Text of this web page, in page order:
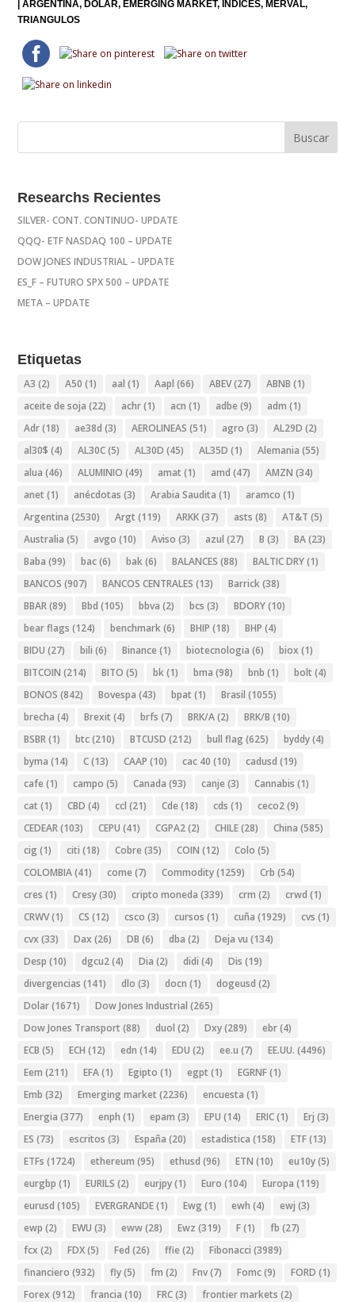
|ARGENTINA DOLAR EMERGING MARKET INDICES MERVAL
TRIANGULOS
Researchs Recientes
SILVER- CONT. CONTINUO- UPDATE
QQQ- ETF NASDAQ 100 – UPDATE
DOW JONES INDUSTRIAL – UPDATE
ES_F – FUTURO SPX 500 – UPDATE
META – UPDATE
Etiquetas
A3 (2) A50 (1) aal (1) Aapl (66) ABEV(27) ABNB (1)
aceite de soja (22) achr(1) acn (1) adbe (9) adm (1)
Adr(18) ae38d (3) AEROLINEAS (51) agro (3) AL29D (2)
al30$ (4) AL30C(5) AL30D (45) AL35D (1) Alemania (55)
alua (46) ALUMINIO (49) amat (1) amd (47) AMZN (34)
anet (1) anécdotas (3) Arabia Saudita (1) aramco (1)
Argentina (2530) Argt (119) ARKK(37) asts (8) AT&T (5)
Australia (5) avgo (10) Aviso (3) azul (27) B (3) BA(23)
Baba (99) bac(6) bak(6) BALANCES (88) BALTIC DRY(1)
BANCOS (907) BANCOS CENTRALES (13) Barrick(38)
BBAR(89) Bbd (105) bbva (2) bcs (3) BDORY(10)
bear flags (124) benchmark(6) BHIP (18) BHP (4)
BIDU (27) bili (6) Binance (1) biotecnologia (6) biox (1)
BITCOIN (214) BITO (5) bk(1) bma (98) bnb (1) bolt (4)
BONOS (842) Bovespa (43) bpat (1) Brasil (1055)
brecha (4) Brexit (4) brfs (7) BRK/A(2) BRK/B (10)
BSBR(1) btc(210) BTCUSD (212) bull flag (625) byddy(4)
byma (14) C(13) CAAP (10) cac 40 (10) cadusd (19)
cafe (1) campo (5) Canada (93) canje (3) Cannabis (1)
cat (1) CBD (4) ccl (21) Cde (18) cds (1) ceco2(9)
CEDEAR(103) CEPU (41) CGPA2(2) CHILE(28) China (585)
cig (1) citi (18) Cobre (35) COIN (12) Colo (5)
COLOMBIA(41) come (7) Commodity(1259) Crb (54)
cres (1) Cresy(30) cripto moneda (339) crm (2) crwd (1)
CRWV(1) CS (12) csco (3) cursos (1) cuña (1929) cvs (1)
cvx (33) Dax (26) DB (6) dba (2) Deja vu (134)
Desp (10) dgcu2(4) Dia (2) didi (4) Dis (19)
divergencias (141) dlo (3) docn (1) dogeusd (2)
Dolar(1671) Dow Jones Industrial (265)
Dow Jones Transport (88) duol (2) Dxy(289) ebr(4)
ECB (5) ECH (12) edn (14) EDU (2) ee.u (7) EE.UU. (4496)
Eem (211) EFA(1) Egipto (1) egpt (1) EGRNF(1)
Emb (32) Emerging market (2236) encuesta (1)
Energia (377) enph (1) epam (3) EPU (14) ERIC(1) Erj (3)
ES (73) escritos (3) España (20) estadistica (158) ETF(13)
ETFs (1724) ethereum (95) ethusd (96) ETN (10) eu10y(5)
eurgbp (1) EURILS (2) eurjpy(1) Euro (104) Europa (119)
eurusd (105) EVERGRANDE(1) Ewg (1) ewh (4) ewj (3)
ewp (2) EWU (3) eww(28) Ewz (319) F(1) fb (27)
fcx (2) FDX(5) Fed (26) ffie (2) Fibonacci (3989)
financiero (932) fly(5) fm (2) Fnv(7) Fomc(9) FORD (1)
Forex (912) francia (10) FRC(3) frontier markets (2)